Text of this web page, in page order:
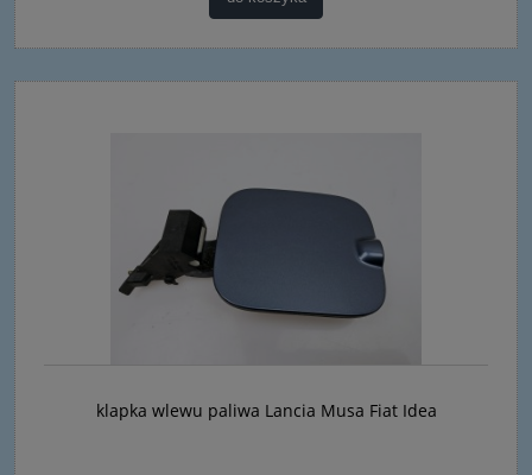
klapka wlewu paliwa Lancia Musa Fiat Idea